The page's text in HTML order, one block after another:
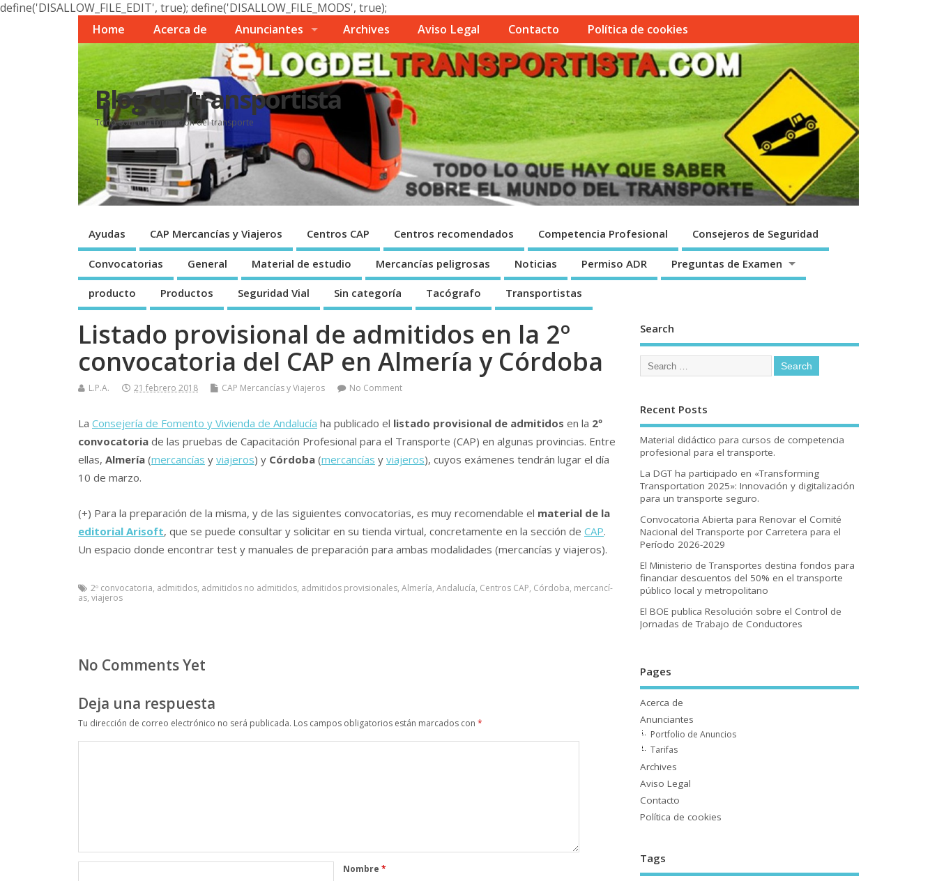
define('DISALLOW_FILE_EDIT', true); define('DISALLOW_FILE_MODS', true);
Home
Acerca de Anunciantes Archives Aviso Legal Contacto Polí­tica de cookies
Blog del transportista
Todo sobre la formación del transporte
Ayudas CAP Mercancí­as y Viajeros Centros CAP Centros recomendados Competencia Profesional Consejeros de Seguridad
Convocatorias General Material de estudio Mercancí­as peligrosas Noticias Permiso ADR Preguntas de Examen
producto Productos Seguridad Vial Sin categorí­a Tacógrafo Transportistas
Listado provisional de admitidos en la 2º
convocatoria del CAP en Almerí­a y Córdoba
L.P.A. 21 febrero 2018 CAP Mercancí­as y Viajeros No Comment
La Consejerí­a de Fomento y Vivienda de Andalucí­a ha publicado el listado provisional de admitidos en la 2º
convocatoria de las pruebas de Capacitación Profesional para el Transporte (CAP) en algunas provincias. Entre
ellas, Almerí­a (mercancí­as y viajeros) y Córdoba (mercancí­as y viajeros), cuyos exámenes tendrán lugar el dí­a
10 de marzo.
(+) Para la preparación de la misma, y de las siguientes convocatorias, es muy recomendable el material de la
editorial Arisoft, que se puede consultar y solicitar en su tienda virtual, concretamente en la sección de CAP.
Un espacio donde encontrar test y manuales de preparación para ambas modalidades (mercancí­as y viajeros).
2º convocatoria, admitidos, admitidos no admitidos, admitidos provisionales, Almerí­a, Andalucí­a, Centros CAP, Córdoba, mercancí­
as, viajeros
No Comments Yet
Deja una respuesta
Tu dirección de correo electrónico no será publicada. Los campos obligatorios están marcados con *
Nombre*
Search
Recent Posts
Material didáctico para cursos de competencia
profesional para el transporte.
La DGT ha participado en «Transforming
Transportation 2025»: Innovación y digitalización
para un transporte seguro.
Convocatoria Abierta para Renovar el Comité
Nacional del Transporte por Carretera para el
Período 2026-2029
El Ministerio de Transportes destina fondos para
financiar descuentos del 50% en el transporte
público local y metropolitano
El BOE publica Resolución sobre el Control de
Jornadas de Trabajo de Conductores
Pages
Acerca de
Anunciantes
Portfolio de Anuncios
Tarifas
Archives
Aviso Legal
Contacto
Polí­tica de cookies
Tags